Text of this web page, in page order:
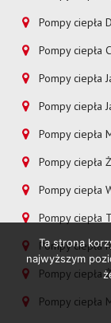
Pompy ciepła
Pompy ciepła
Pompy ciepła
Pompy ciepła
Pompy ciepła
Pompy ciepła
Pompy ciepła
Pompy ciepła
Pompy ciepła
Pompy ciepła
Pompy ciepła
Ta strona
najwyższym